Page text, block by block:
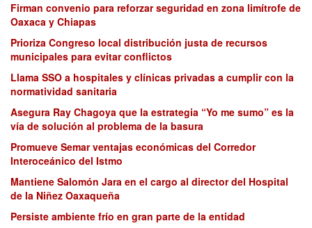
Firman convenio para reforzar seguridad en zona limítrofe de
Oaxaca y Chiapas
Prioriza Congreso local distribución justa de recursos
municipales para evitar conflictos
Llama SSO a hospitales y clínicas privadas a cumplir con la
normatividad sanitaria
Asegura Ray Chagoya que la estrategia “Yo me sumo” es la
vía de solución al problema de la basura
Promueve Semar ventajas económicas del Corredor
Interoceánico del Istmo
Mantiene Salomón Jara en el cargo al director del Hospital
de la Niñez Oaxaqueña
Persiste ambiente frío en gran parte de la entidad